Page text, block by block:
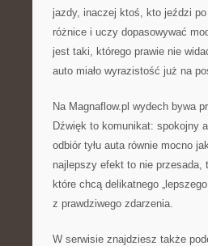
jazdy, inaczej ktoś, kto jeździ
różnice i uczy dopasowywać
jest taki, którego prawie nie
auto miało wyrazistość już na
Na Magnaflow.pl wydech bywa
Dźwięk to komunikat: spokojny
odbiór tyłu auta równie mocno
najlepszy efekt to nie
które chcą delikatnego
z prawdziwego zdarzenia.
W serwisie znajdziesz także